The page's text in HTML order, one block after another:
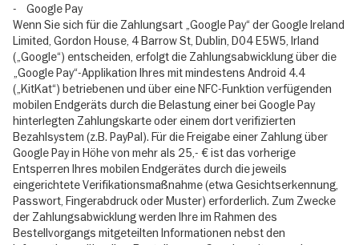
- Google Pay
Wenn Sie sich für die Zahlungsart „Google Pay“ der Google Ireland
Limited, Gordon House, 4 Barrow St, Dublin, D04 E5W5, Irland
(„Google“) entscheiden, erfolgt die Zahlungsabwicklung über die
„Google Pay“-Applikation Ihres mit mindestens Android 4.4
(„KitKat“) betriebenen und über eine NFC-Funktion verfügenden
mobilen Endgeräts durch die Belastung einer bei Google Pay
hinterlegten Zahlungskarte oder einem dort verifizierten
Bezahlsystem (z.B. PayPal). Für die Freigabe einer Zahlung über
Google Pay in Höhe von mehr als 25,- € ist das vorherige
Entsperren Ihres mobilen Endgerätes durch die jeweils
eingerichtete Verifikationsmaßnahme (etwa Gesichtserkennung,
Passwort, Fingerabdruck oder Muster) erforderlich. Zum Zwecke
der Zahlungsabwicklung werden Ihre im Rahmen des
Bestellvorgangs mitgeteilten Informationen nebst den